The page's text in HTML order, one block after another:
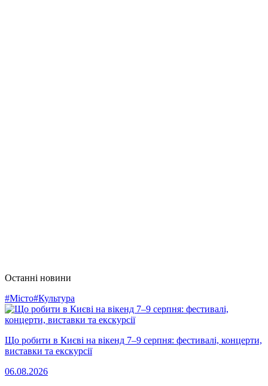
Останні новини
#Місто#Культура
Що робити в Києві на вікенд 7–9 серпня: фестивалі, концерти,
виставки та екскурсії
06.08.2026